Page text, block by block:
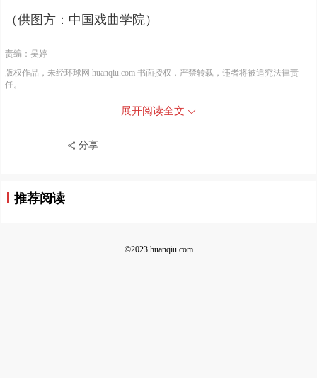
（供图方：中国戏曲学院）
责编：吴婷
版权作品，未经环球网 huanqiu.com 书面授权，严禁转载，违者将被追究法律责
任。
展开阅读全文
分享
推荐阅读
©2023 huanqiu.com